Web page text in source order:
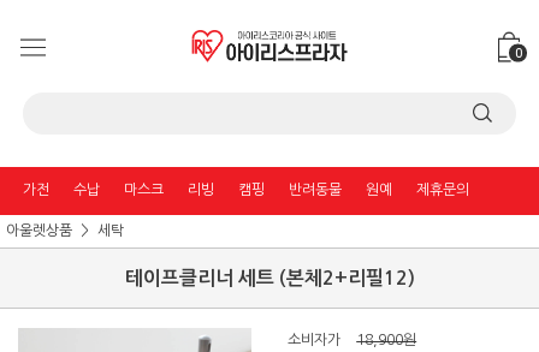
0
가전 수납 마스크 리빙 캠핑 반려동물 원예 제휴문의
아울렛상품 세탁
테이프클리너 세트 (본체2+리필12)
소비자가 18,900원